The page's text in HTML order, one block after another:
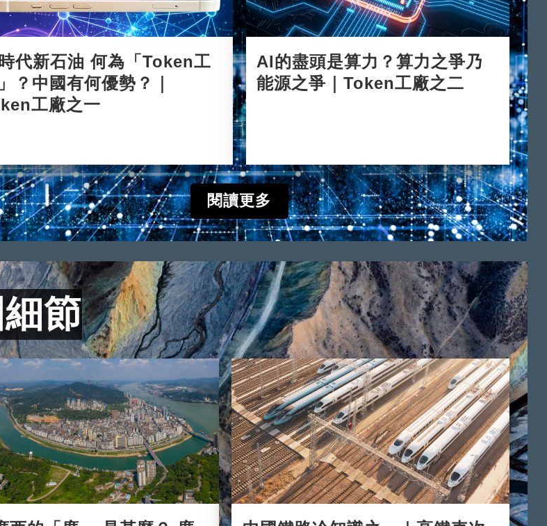
代新石油 何為「Token工
？中國有何優勢？｜
工廠之一
AI的盡頭是算力？算力之爭乃
能源之爭｜Token工廠之二
閱讀更多
節